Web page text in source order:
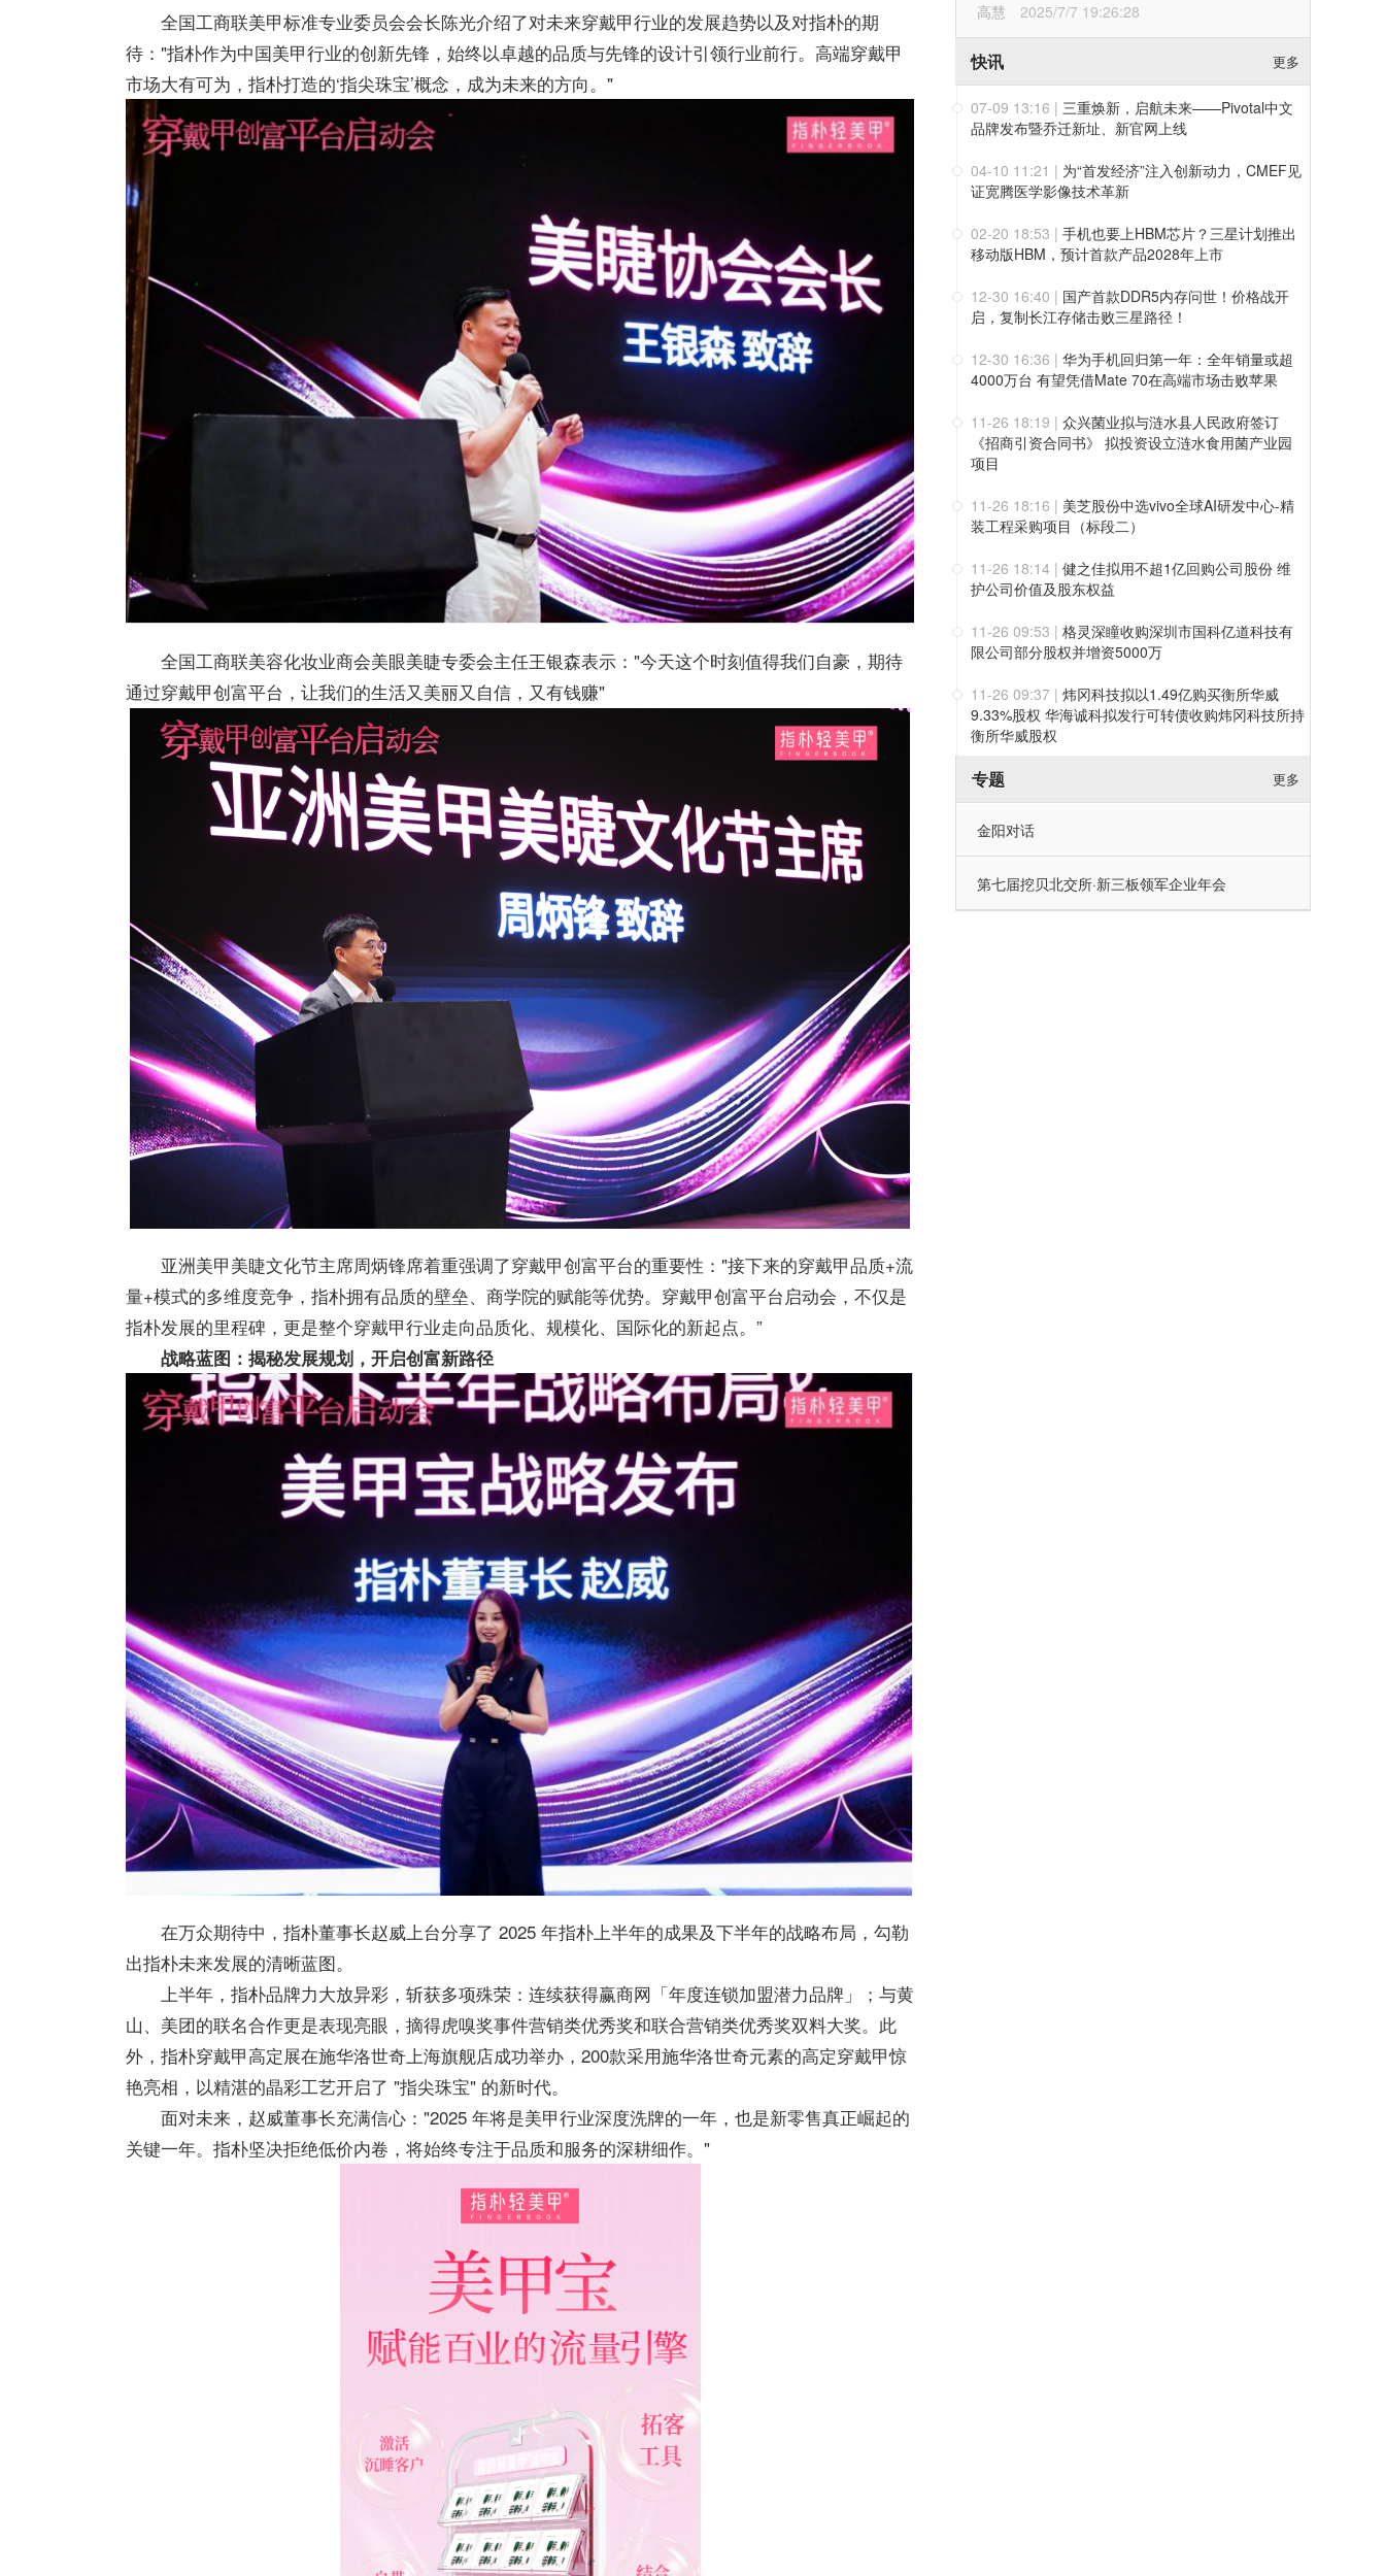
全国工商联美甲标准专业委员会会长陈光介绍了对未来穿戴甲行业的发展趋势以及对指朴的期
待："指朴作为中国美甲行业的创新先锋，始终以卓越的品质与先锋的设计引领行业前行。高端穿戴甲
市场大有可为，指朴打造的‘指尖珠宝’概念，成为未来的方向。"
全国工商联美容化妆业商会美眼美睫专委会主任王银森表示："今天这个时刻值得我们自豪，期待
通过穿戴甲创富平台，让我们的生活又美丽又自信，又有钱赚"
亚洲美甲美睫文化节主席周炳锋席着重强调了穿戴甲创富平台的重要性："接下来的穿戴甲品质+流
量+模式的多维度竞争，指朴拥有品质的壁垒、商学院的赋能等优势。穿戴甲创富平台启动会，不仅是
指朴发展的里程碑，更是整个穿戴甲行业走向品质化、规模化、国际化的新起点。”
战略蓝图：揭秘发展规划，开启创富新路径
在万众期待中，指朴董事长赵威上台分享了 2025 年指朴上半年的成果及下半年的战略布局，勾勒
出指朴未来发展的清晰蓝图。
上半年，指朴品牌力大放异彩，斩获多项殊荣：连续获得赢商网「年度连锁加盟潜力品牌」；与黄
山、美团的联名合作更是表现亮眼，摘得虎嗅奖事件营销类优秀奖和联合营销类优秀奖双料大奖。此
外，指朴穿戴甲高定展在施华洛世奇上海旗舰店成功举办，200款采用施华洛世奇元素的高定穿戴甲惊
艳亮相，以精湛的晶彩工艺开启了 "指尖珠宝" 的新时代。
面对未来，赵威董事长充满信心："2025 年将是美甲行业深度洗牌的一年，也是新零售真正崛起的
关键一年。指朴坚决拒绝低价内卷，将始终专注于品质和服务的深耕细作。"
高慧 2025/7/7 19:26:28
快讯 更多
07-09 13:16 | 三重焕新，启航未来——Pivotal中文
品牌发布暨乔迁新址、新官网上线
04-10 11:21 | 为“首发经济”注入创新动力，CMEF见
证宽腾医学影像技术革新
02-20 18:53 | 手机也要上HBM芯片？三星计划推出
移动版HBM，预计首款产品2028年上市
12-30 16:40 | 国产首款DDR5内存问世！价格战开
启，复制长江存储击败三星路径！
12-30 16:36 | 华为手机回归第一年：全年销量或超
4000万台 有望凭借Mate 70在高端市场击败苹果
11-26 18:19 | 众兴菌业拟与涟水县人民政府签订
《招商引资合同书》 拟投资设立涟水食用菌产业园
项目
11-26 18:16 | 美芝股份中选vivo全球AI研发中心-精
装工程采购项目（标段二）
11-26 18:14 | 健之佳拟用不超1亿回购公司股份 维
护公司价值及股东权益
11-26 09:53 | 格灵深瞳收购深圳市国科亿道科技有
限公司部分股权并增资5000万
11-26 09:37 | 炜冈科技拟以1.49亿购买衡所华威
9.33%股权 华海诚科拟发行可转债收购炜冈科技所持
衡所华威股权
专题 更多
金阳对话
第七届挖贝北交所·新三板领军企业年会